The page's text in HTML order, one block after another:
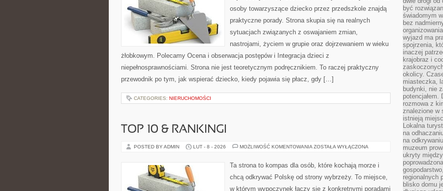
osoby towarzyszące dziecko przez przedszkole znajdą
praktyczne porady. Strona skupia się na realnych
sytuacjach związanych z oswajaniem zmian,
nastrojami, życiem w grupie oraz dojrzewaniem w wieku
żłobkowym. Polecamy Ocena i obserwacja postępów i Integracja dzieci z
niepełnosprawnościami. Strona nie jest teoretycznym podręcznikiem. To raczej praktyczny
przewodnik po tym, jak wspierać dziecko, kiedy pojawia się płacz, gdy […]
CATEGORIES: NIERUCHOMOŚCI
TOP 10 & RANKINGI
POSTED BY ADMIN LUT - 8 - 2026 MOŻLIWOŚĆ KOMENTOWANIA TOP
RANKINGI
ZOSTAŁA WYŁĄCZONA
Ta strona to kompas dla osób, które kochają morze i
chcą odkrywać Polskę od strony wybrzeży. To miejsce,
w którym wypoczynek łączy się z konkretnymi poradami
być
świadomym
bez
wyjazd ma
spojrzenia,
inaczej
krajobraz i
okolicy.
miasteczka,
budynki, nie
potencjałem.
rozmowa z
znalezione w
istnieją
Lokalna
na
na
muzeum
ukryty
regionalnych
blisko domu